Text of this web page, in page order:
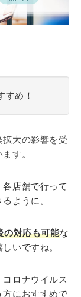
すめ！
大の影響を受
す。
店舗で行って
ように。
の対応も可能な
いですね。
コロナウイルス
におすすめで